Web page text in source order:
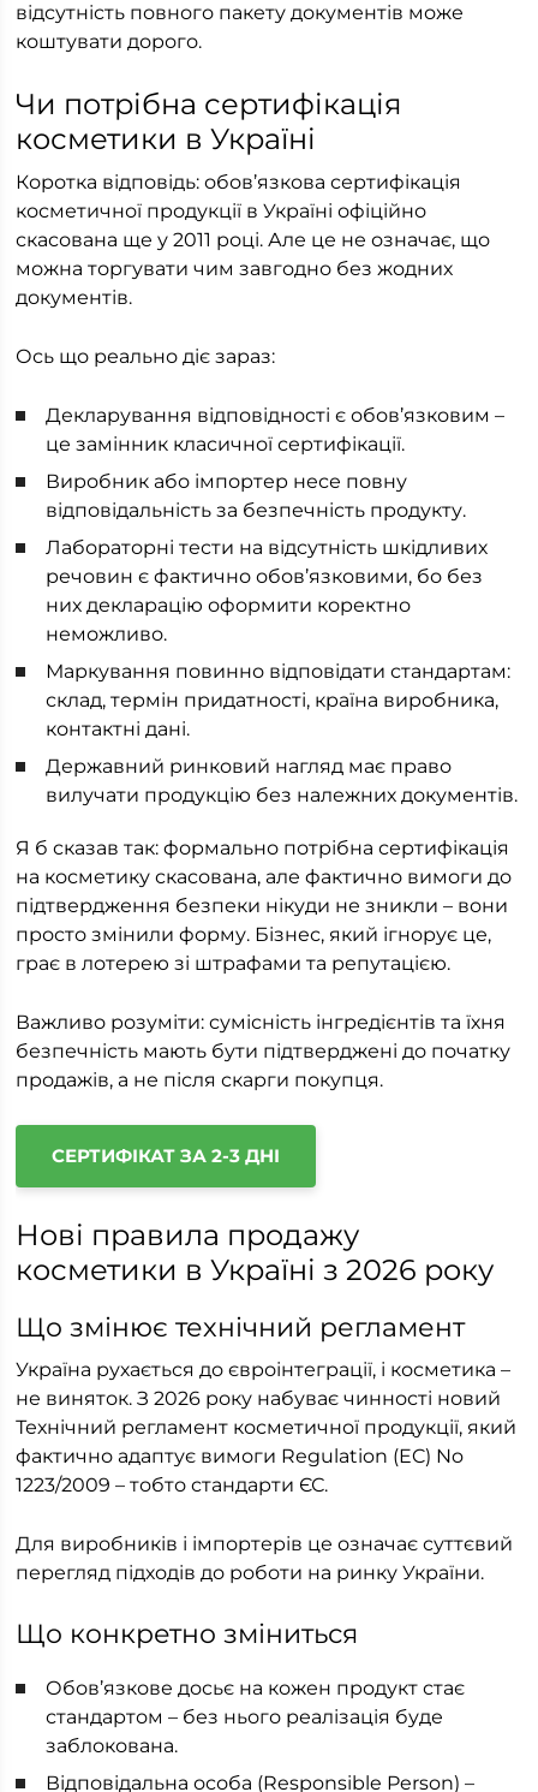
відсутність повного пакету документів може
коштувати дорого.
Чи потрібна сертифікація
косметики в Україні
Коротка відповідь: обов’язкова сертифікація
косметичної продукції в Україні офіційно
скасована ще у 2011 році. Але це не означає, що
можна торгувати чим завгодно без жодних
документів.
Ось що реально діє зараз:
Декларування відповідності є обов’язковим –
це замінник класичної сертифікації.
Виробник або імпортер несе повну
відповідальність за безпечність продукту.
Лабораторні тести на відсутність шкідливих
речовин є фактично обов’язковими, бо без
них декларацію оформити коректно
неможливо.
Маркування повинно відповідати стандартам:
склад, термін придатності, країна виробника,
контактні дані.
Державний ринковий нагляд має право
вилучати продукцію без належних документів.
Я б сказав так: формально потрібна сертифікація
на косметику скасована, але фактично вимоги до
підтвердження безпеки нікуди не зникли – вони
просто змінили форму. Бізнес, який ігнорує це,
грає в лотерею зі штрафами та репутацією.
Важливо розуміти: сумісність інгредієнтів та їхня
безпечність мають бути підтверджені до початку
продажів, а не після скарги покупця.
СЕРТИФІКАТ ЗА 2-3 ДНІ
Нові правила продажу
косметики в Україні з 2026 року
Що змінює технічний регламент
Україна рухається до євроінтеграції, і косметика –
не виняток. З 2026 року набуває чинності новий
Технічний регламент косметичної продукції, який
фактично адаптує вимоги Regulation (EC) No
1223/2009 – тобто стандарти ЄС.
Для виробників і імпортерів це означає суттєвий
перегляд підходів до роботи на ринку України.
Що конкретно зміниться
Обов’язкове досьє на кожен продукт стає
стандартом – без нього реалізація буде
заблокована.
Відповідальна особа (Responsible Person) –